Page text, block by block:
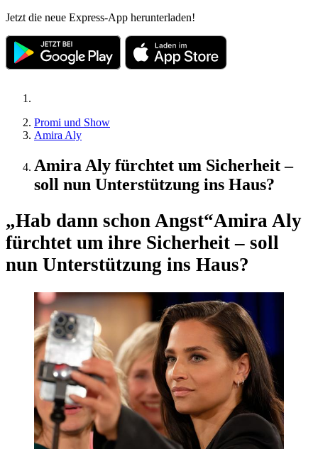
Jetzt die neue Express-App herunterladen!
Promi und Show
Amira Aly
Amira Aly fürchtet um Sicherheit –
soll nun Unterstützung ins Haus?
„Hab dann schon Angst“Amira Aly
fürchtet um ihre Sicherheit – soll
nun Unterstützung ins Haus?